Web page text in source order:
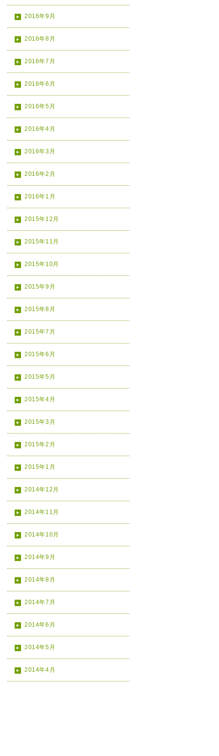
2016年9月
2016年8月
2016年7月
2016年6月
2016年5月
2016年4月
2016年3月
2016年2月
2016年1月
2015年12月
2015年11月
2015年10月
2015年9月
2015年8月
2015年7月
2015年6月
2015年5月
2015年4月
2015年3月
2015年2月
2015年1月
2014年12月
2014年11月
2014年10月
2014年9月
2014年8月
2014年7月
2014年6月
2014年5月
2014年4月